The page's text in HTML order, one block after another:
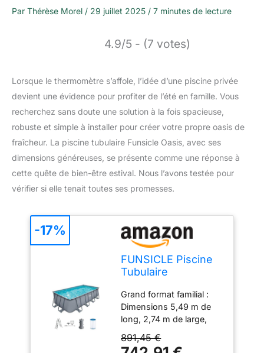
Par Thérèse Morel / 29 juillet 2025 / 7 minutes de lecture
4.9/5 - (7 votes)
Lorsque le thermomètre s’affole, l’idée d’une piscine privée
devient une évidence pour profiter de l’été en famille. Vous
recherchez sans doute une solution à la fois spacieuse,
robuste et simple à installer pour créer votre propre oasis de
fraîcheur. La piscine tubulaire Funsicle Oasis, avec ses
dimensions généreuses, se présente comme une réponse à
cette quête de bien-être estival. Nous l’avons testée pour
vérifier si elle tenait toutes ses promesses.
FUNSICLE Piscine
Tubulaire
Oasis™ - 5,49 x
2,74 x 1,32m - Liner
Toughmesh™ 3
Couches -
Structure
Grand format familial :
Dimensions 5,49 m de
long, 2,74 m de large,
véritable expérience de
891,45 €
-17%